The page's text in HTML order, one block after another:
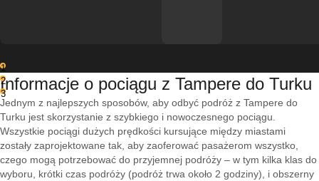
1
2
3
Informacje o pociągu z Tampere do Turku
Jednym z najlepszych sposobów, aby odbyć podróż z Tampere do
Turku jest skorzystanie z szybkiego i nowoczesnego pociągu.
Wszystkie pociągi dużych prędkości kursujące między miastami
zostały zaprojektowane tak, aby zaoferować pasażerom wszystko,
czego mogą potrzebować do przyjemnej podróży – w tym kilka klas do
wyboru, krótki czas podróży (podróż trwa około 2 godziny), i obszerny